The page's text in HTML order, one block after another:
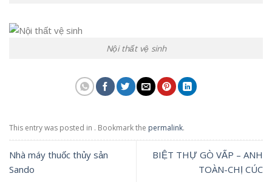
Nội thất vệ sinh
This entry was posted in . Bookmark the permalink.
Nhà máy thuốc thủy sản
Sando
BIỆT THỰ GÒ VẤP – ANH
TOÀN-CHỊ CÚC